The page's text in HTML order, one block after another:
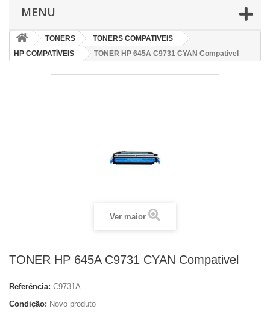
MENU
TONERS
TONERS COMPATIVEIS
HP COMPATÍVEIS
TONER HP 645A C9731 CYAN Compativel
Ver maior
TONER HP 645A C9731 CYAN Compativel
Referência: C9731A
Condição: Novo produto